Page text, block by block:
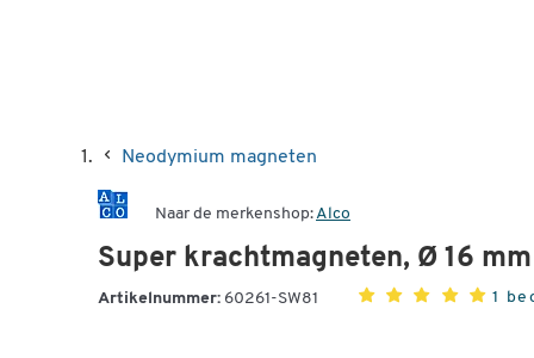
Neodymium magneten
Naar de merkenshop:Alco
Super krachtmagneten, Ø 16 mm
Artikelnummer: 60261-SW81 1